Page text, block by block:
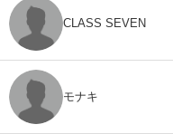
CLASS SEVEN
モナキ